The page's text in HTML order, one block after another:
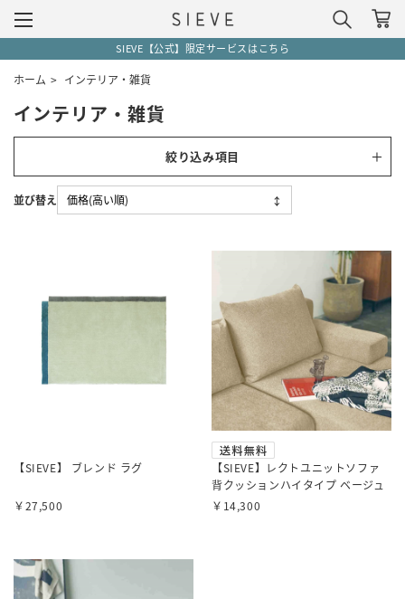
SIEVE【公式】限定サービスはこちら
ホーム > インテリア・雑貨
インテリア・雑貨
絞り込み項目
【SIEVE】 ブレンド ラグ
￥27,500
【SIEVE】レクトユニットソファ
背クッションハイタイプ ベージュ
￥14,300